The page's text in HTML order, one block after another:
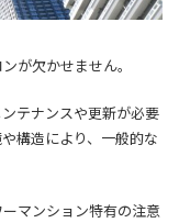
が欠かせません。
テナンスや更新が必要
構造により、一般的な
マンション特有の注意